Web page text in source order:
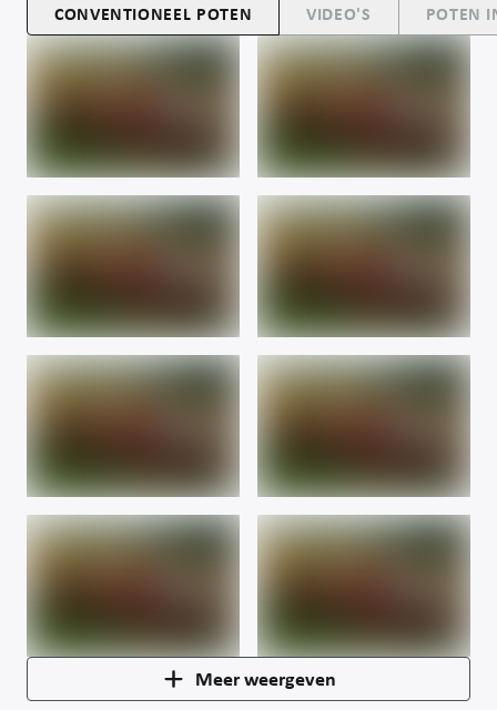
CONVENTIONEEL POTEN VIDEO'S POTEN
Meer weergeven